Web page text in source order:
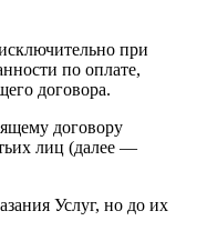
при
по оплате,
договора.
договору
лиц (далее —
Услуг, но до их